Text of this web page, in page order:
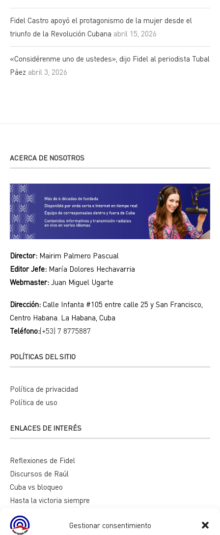
Gestionar consentimiento
Fidel Castro apoyó el protagonismo de la mujer desde el
triunfo de la Revolución Cubana abril 15, 2026
«Considérenme uno de ustedes», dijo Fidel al periodista Tubal
Páez abril 3, 2026
ACERCA DE NOSOTROS
Director: Mairim Palmero Pascual
Editor Jefe: María Dolores Hechavarria
Webmaster: Juan Miguel Ugarte
Dirección: Calle Infanta #105 entre calle 25 y San Francisco,
Centro Habana. La Habana, Cuba
Teléfono:(+53) 7 8775887
POLÍTICAS DEL SITIO
Política de privacidad
Política de uso
ENLACES DE INTERÉS
Reflexiones de Fidel
Discursos de Raúl
Cuba vs bloqueo
Hasta la victoria siempre
Mesa redonda
Razones de Cuba